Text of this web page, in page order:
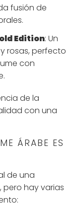
fusión de
Edition: Un
rosas, perfecto
con
de la
con una
ÁRABE ES
de una
hay varias